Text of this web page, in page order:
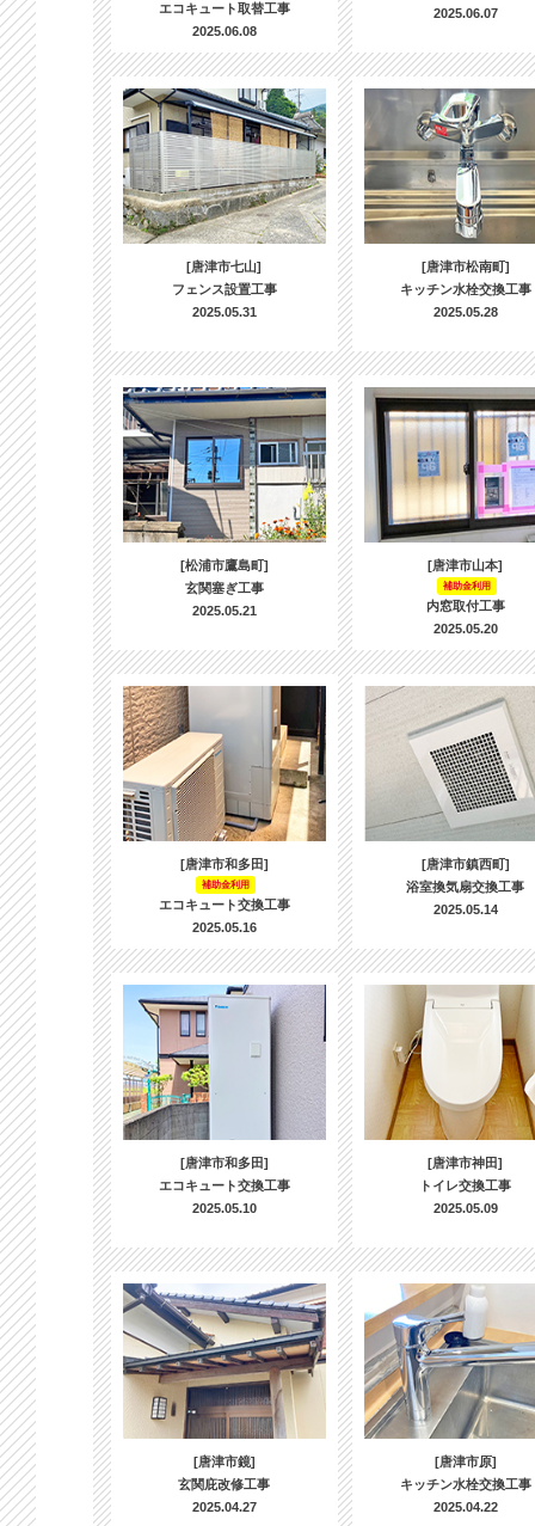
エコキュート取替工事
2025.06.08
2025.06.07
[唐津市七山]
フェンス設置工事
2025.05.31
[唐津市松南町]
キッチン水栓交換工事
2025.05.28
[松浦市鷹島町]
玄関塞ぎ工事
2025.05.21
[唐津市山本]
補助金利用
内窓取付工事
2025.05.20
[唐津市和多田]
補助金利用
エコキュート交換工事
2025.05.16
[唐津市鎮西町]
浴室換気扇交換工事
2025.05.14
[唐津市和多田]
エコキュート交換工事
2025.05.10
[唐津市神田]
トイレ交換工事
2025.05.09
[唐津市鏡]
玄関庇改修工事
2025.04.27
[唐津市原]
キッチン水栓交換工事
2025.04.22